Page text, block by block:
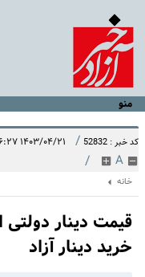
منو
کد خبر : 52832 / ۱۴۰۳/۰۴/۲۱ ۱۱:۱۶:۲۷
A
/
خانه
خرید دینار آزاد